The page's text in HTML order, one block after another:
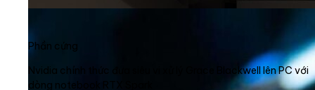
Phần cứng
Nvidia chính thức đưa siêu vi xử lý Grace Blackwell lên PC với
dòng notebook RTX Spark